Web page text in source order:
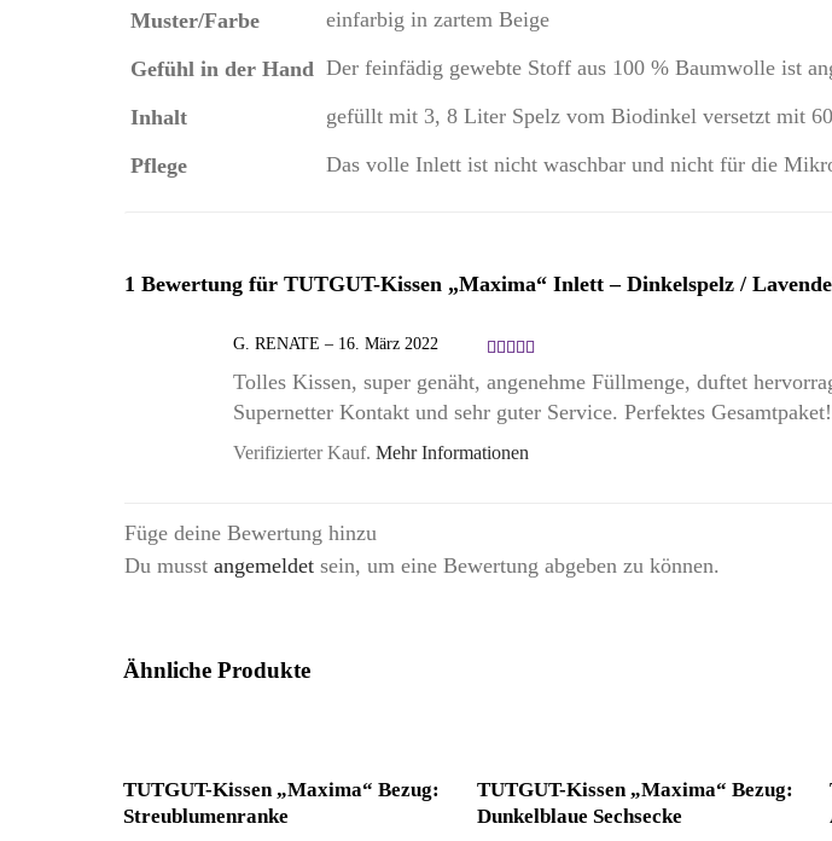
Muster/Farbe
einfarbig in zartem Beige
Gefühl in der Hand Der feinfädig gewebte Stoff aus 100 % Baumwolle ist
Inhalt gefüllt mit 3, 8 Liter Spelz vom Biodinkel versetzt mit
Pflege Das volle Inlett ist nicht waschbar und nicht für die
1 Bewertung für TUTGUT-Kissen „Maxima“ Inlett – Dinkelspelz /
G. RENATE – 16. März 2022
mit5
von 5
Tolles Kissen, super genäht, angenehme Füllmenge, duftet
Supernetter Kontakt und sehr guter Service. Perfektes
Verifizierter Kauf. Mehr Informationen
Füge deine Bewertung hinzu
Du musst angemeldet sein, um eine Bewertung abgeben zu können.
Ähnliche Produkte
TUTGUT-Kissen „Maxima“ Bezug:
Streublumenranke
TUTGUT-Kissen „Maxima“ Bezug:
Dunkelblaue Sechsecke